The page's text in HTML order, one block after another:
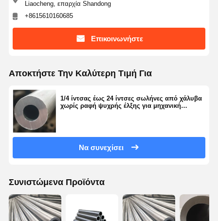
Liaocheng, επαρχία Shandong
+8615610160685
Επικοινωνήστε
Αποκτήστε Την Καλύτερη Τιμή Για
1/4 ίντσας έως 24 ίντσες σωλήνες από χάλυβα
χωρίς ραφή ψυχρής έλξης για μηχανική
Να συνεχίσει
Συνιστώμενα Προϊόντα